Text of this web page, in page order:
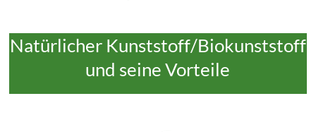
Natürlicher Kunststoff/Biokunststoff
und seine Vorteile